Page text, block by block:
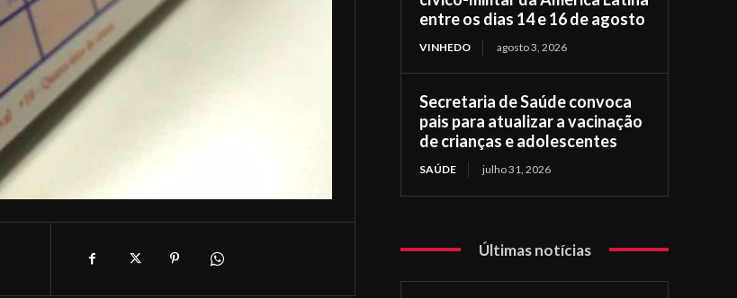
entre os dias 14 e 16 de agosto
VINHEDO agosto 3, 2026
Secretaria de Saúde convoca
pais para atualizar a vacinação
de crianças e adolescentes
SAÚDE julho 31, 2026
Últimas notícias